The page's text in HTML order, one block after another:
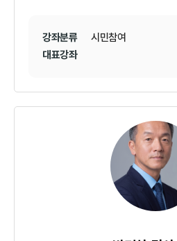
강좌분류
시민참여
대표강좌